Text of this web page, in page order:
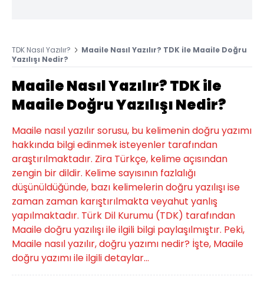
TDK Nasıl Yazılır?
Maaile Nasıl Yazılır? TDK ile Maaile Doğru
Yazılışı Nedir?
Maaile Nasıl Yazılır? TDK ile
Maaile Doğru Yazılışı Nedir?
Maaile nasıl yazılır sorusu, bu kelimenin doğru yazımı
hakkında bilgi edinmek isteyenler tarafından
araştırılmaktadır. Zira Türkçe, kelime açısından
zengin bir dildir. Kelime sayısının fazlalığı
düşünüldüğünde, bazı kelimelerin doğru yazılışı ise
zaman zaman karıştırılmakta veyahut yanlış
yapılmaktadır. Türk Dil Kurumu (TDK) tarafından
Maaile doğru yazılışı ile ilgili bilgi paylaşılmıştır. Peki,
Maaile nasıl yazılır, doğru yazımı nedir? İşte, Maaile
doğru yazımı ile ilgili detaylar...